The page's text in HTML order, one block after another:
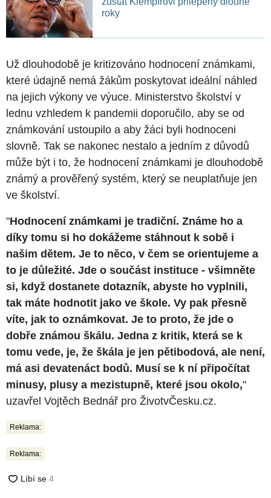
roky
Už dlouhodobě je kritizováno hodnocení známkami,
které údajně nemá žákům poskytovat ideální náhled
na jejich výkony ve výuce. Ministerstvo školství v
lednu vzhledem k pandemii doporučilo, aby se od
známkování ustoupilo a aby žáci byli hodnoceni
slovně. Tak se nakonec nestalo a jedním z důvodů
může být i to, že hodnocení známkami je dlouhodobě
známý a prověřený systém, který se neuplatňuje jen
ve školství.
"Hodnocení známkami je tradiční. Známe ho a
díky tomu si ho dokážeme stáhnout k sobě i
našim dětem. Je to něco, v čem se orientujeme a
to je důležité. Jde o součást instituce - všimněte
si, když dostanete dotazník, abyste ho vyplnili,
tak máte hodnotit jako ve škole. Vy pak přesně
víte, jak to oznámkovat. Je to proto, že jde o
dobře známou škálu. Jedna z kritik, která se k
tomu vede, je, že škála je jen pětibodová, ale není,
má asi devatenáct bodů. Musí se k ní připočítat
minusy, plusy a mezistupně, které jsou okolo,"
uzavřel Vojtěch Bednář pro ŽivotvČesku.cz.
Reklama:
Reklama: